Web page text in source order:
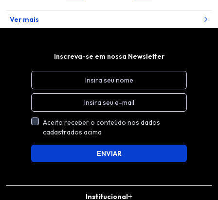
Ver mais
Institucional
Inscreva-se em nossa Newsletter
Aceito receber o conteúdo nos dados
cadastrados acima
ENVIAR